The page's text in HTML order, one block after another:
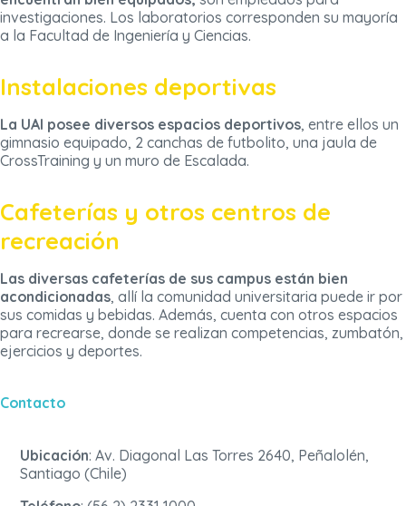
investigaciones. Los laboratorios corresponden su mayoría
a la Facultad de Ingeniería y Ciencias.
Instalaciones deportivas
La UAI posee diversos espacios deportivos, entre ellos un
gimnasio equipado, 2 canchas de futbolito, una jaula de
CrossTraining y un muro de Escalada.
Cafeterías y otros centros de
recreación
Las diversas cafeterías de sus campus están bien
acondicionadas, allí la comunidad universitaria puede ir por
sus comidas y bebidas. Además, cuenta con otros espacios
para recrearse, donde se realizan competencias, zumbatón,
ejercicios y deportes.
Contacto
Ubicación: Av. Diagonal Las Torres 2640, Peñalolén,
Santiago (Chile)